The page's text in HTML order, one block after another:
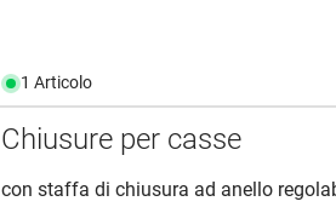
1 Articolo
Chiusure per casse
con staffa di chiusura ad anello